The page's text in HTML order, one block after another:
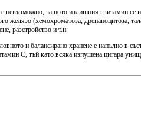
защото излишният витамин се
желязо (хемохроматоза, дрепаноцитоза,
разстройство и т.н.
и балансирано хранене е напълно в
С, тъй като всяка изпушена цигара